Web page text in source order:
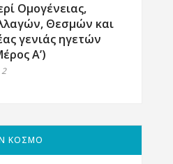
Ομογένειας,
Θεσμών και
γενιάς ηγετών
Α’)
2
ΚΟΣΜΟ